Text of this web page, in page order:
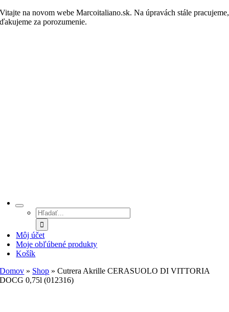
Skip
to
Vitajte na novom webe Marcoitaliano.sk. Na úpravách stále pracujeme,
ďakujeme za porozumenie.
Hľadať:
Môj účet
Moje obľúbené produkty
Košík
Domov » Shop »Cutrera Akrille CERASUOLO DI VITTORIA
DOCG 0,75l (012316)